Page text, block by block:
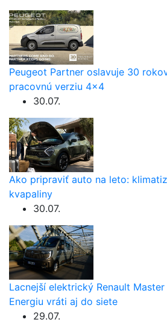
Peugeot Partner oslavuje 30
pracovnú verziu 4×4
30.07.
Ako pripraviť auto na leto:
kvapaliny
30.07.
Lacnejší elektrický Renault
Energiu vráti aj do siete
29.07.